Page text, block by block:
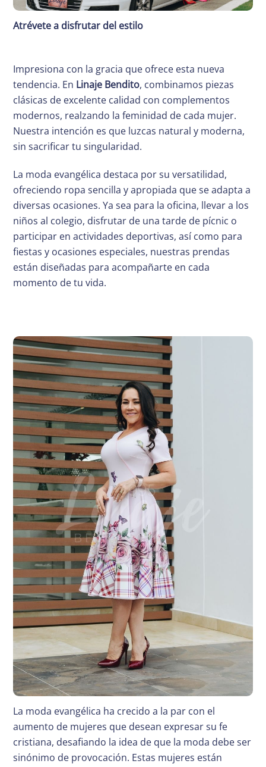
Atrévete a disfrutar del estilo
Impresiona con la gracia que ofrece esta nueva
tendencia. En Linaje Bendito, combinamos piezas
clásicas de excelente calidad con complementos
modernos, realzando la feminidad de cada mujer.
Nuestra intención es que luzcas natural y moderna,
sin sacrificar tu singularidad.
La moda evangélica destaca por su versatilidad,
ofreciendo ropa sencilla y apropiada que se adapta a
diversas ocasiones. Ya sea para la oficina, llevar a los
niños al colegio, disfrutar de una tarde de pícnic o
participar en actividades deportivas, así como para
fiestas y ocasiones especiales, nuestras prendas
están diseñadas para acompañarte en cada
momento de tu vida.
La moda evangélica ha crecido a la par con el
aumento de mujeres que desean expresar su fe
cristiana, desafiando la idea de que la moda debe ser
sinónimo de provocación. Estas mujeres están